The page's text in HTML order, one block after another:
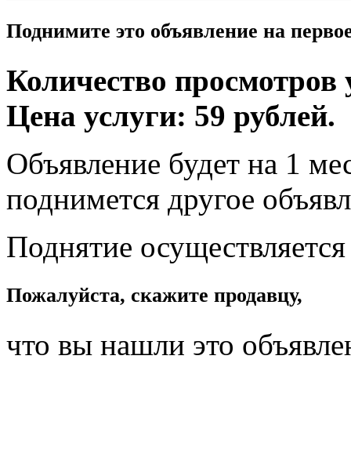
Поднимите это объявление на
Количество просмотров
Цена услуги: 59 рублей.
Объявление будет на 1
поднимется другое
Поднятие
Пожалуйста, скажите продавцу,
что вы нашли это